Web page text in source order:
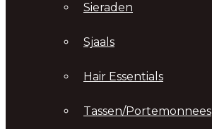
Sieraden
Sjaals
Hair Essentials
Tassen/Portemonnees